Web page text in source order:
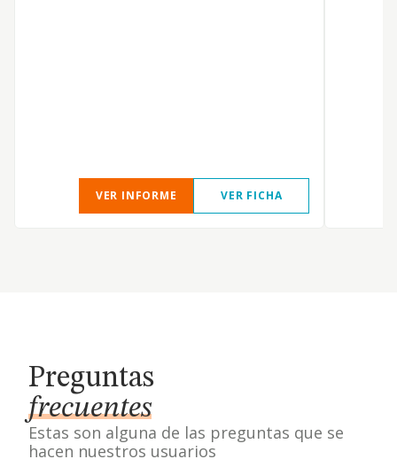
VER INFORME VER FICHA
Preguntas
frecuentes
Estas son alguna de las preguntas que se
hacen nuestros usuarios